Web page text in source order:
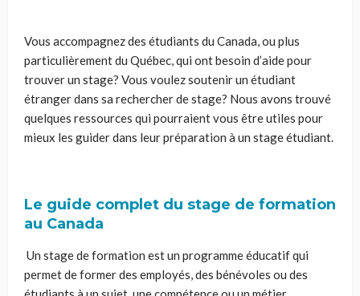
Vous accompagnez des étudiants du Canada, ou plus
particulièrement du Québec, qui ont besoin d’aide pour
trouver un stage? Vous voulez soutenir un étudiant
étranger dans sa rechercher de stage? Nous avons trouvé
quelques ressources qui pourraient vous être utiles pour
mieux les guider dans leur préparation à un stage étudiant.
Le guide complet du stage de formation
au Canada
Un stage de formation est un programme éducatif qui
permet de former des employés, des bénévoles ou des